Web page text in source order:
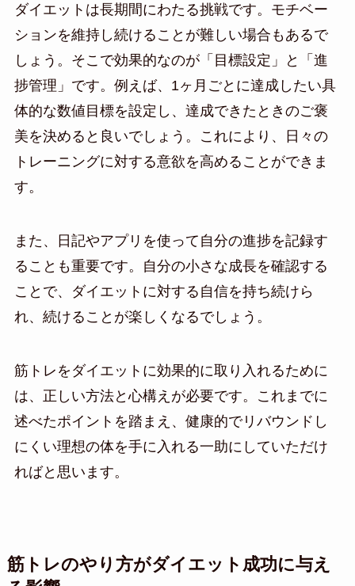
ダイエットは長期間にわたる挑戦です。モチベー
ションを維持し続けることが難しい場合もあるで
しょう。そこで効果的なのが「目標設定」と「進
捗管理」です。例えば、1ヶ月ごとに達成したい具
体的な数値目標を設定し、達成できたときのご褒
美を決めると良いでしょう。これにより、日々の
トレーニングに対する意欲を高めることができま
す。
また、日記やアプリを使って自分の進捗を記録す
ることも重要です。自分の小さな成長を確認する
ことで、ダイエットに対する自信を持ち続けら
れ、続けることが楽しくなるでしょう。
筋トレをダイエットに効果的に取り入れるために
は、正しい方法と心構えが必要です。これまでに
述べたポイントを踏まえ、健康的でリバウンドし
にくい理想の体を手に入れる一助にしていただけ
ればと思います。
筋トレのやり方がダイエット成功に与え